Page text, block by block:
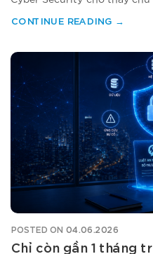
CONTINUE READING →
POSTED ON 04.06.2026
Chỉ còn gần 1 tháng